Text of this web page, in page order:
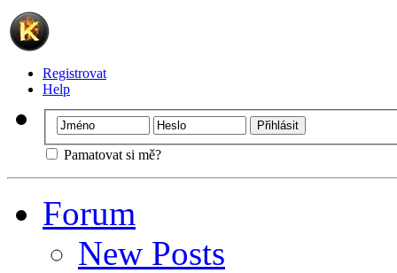
Registrovat
Help
Pamatovat si mě?
Forum
New Posts